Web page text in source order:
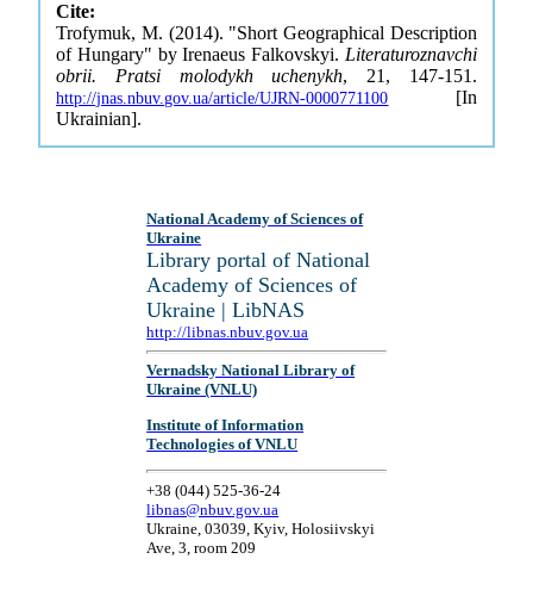
Cite:
Trofymuk, M. (2014). "Short Geographical Description
of Hungary" by Irenaeus Falkovskyi. Literaturoznavchi
obrii. Pratsi molodykh uchenykh, 21, 147-151.
http://jnas.nbuv.gov.ua/article/UJRN-0000771100 [In
Ukrainian].
National Academy of Sciences of
Ukraine
Library portal of National
Academy of Sciences of
Ukraine | LibNAS
http://libnas.nbuv.gov.ua
Vernadsky National Library of
Ukraine (VNLU)
Institute of Information
Technologies of VNLU
+38 (044) 525-36-24
libnas@nbuv.gov.ua
Ukraine, 03039, Kyiv, Holosiivskyi
Ave, 3, room 209